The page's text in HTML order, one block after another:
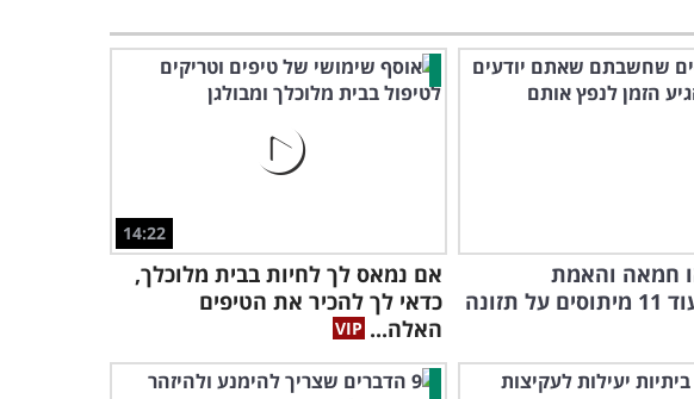
חמאה והאמת
שמאחורי עוד 11 מיתוסים על תזונה
14:22
אם נמאס לך לחיות בבית מלוכלך,
כדאי לך להכיר את הטיפים
האלה...